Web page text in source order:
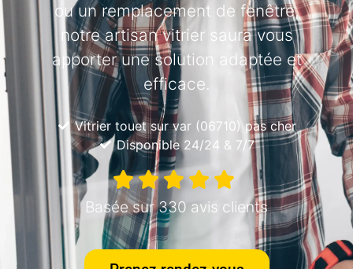
ou un remplacement de fenêtre,
notre artisan vitrier saura vous
apporter une solution adaptée et
efficace.
Vitrier touet sur var (06710) pas cher
Disponible 24/24 & 7/7
Basée sur 330 avis clients